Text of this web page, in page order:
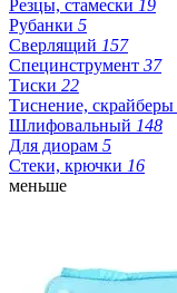
Резцы, стамески 19
Рубанки 5
Сверлящий 157
Специнструмент 37
Тиски 22
Тиснение, скрайберы
Шлифовальный 148
Для диорам 5
Стеки, крючки 16
меньше